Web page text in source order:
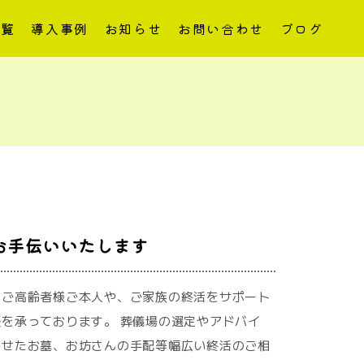
導入事例 お知らせ お問い合わせ ブログ
伝いいたします
高齢者様ご本人や、ご家族の終活をサポート
承っております。 葬儀場の選定やアドバイ
たお墓、お坊さんの手配等幅広い終活のご相